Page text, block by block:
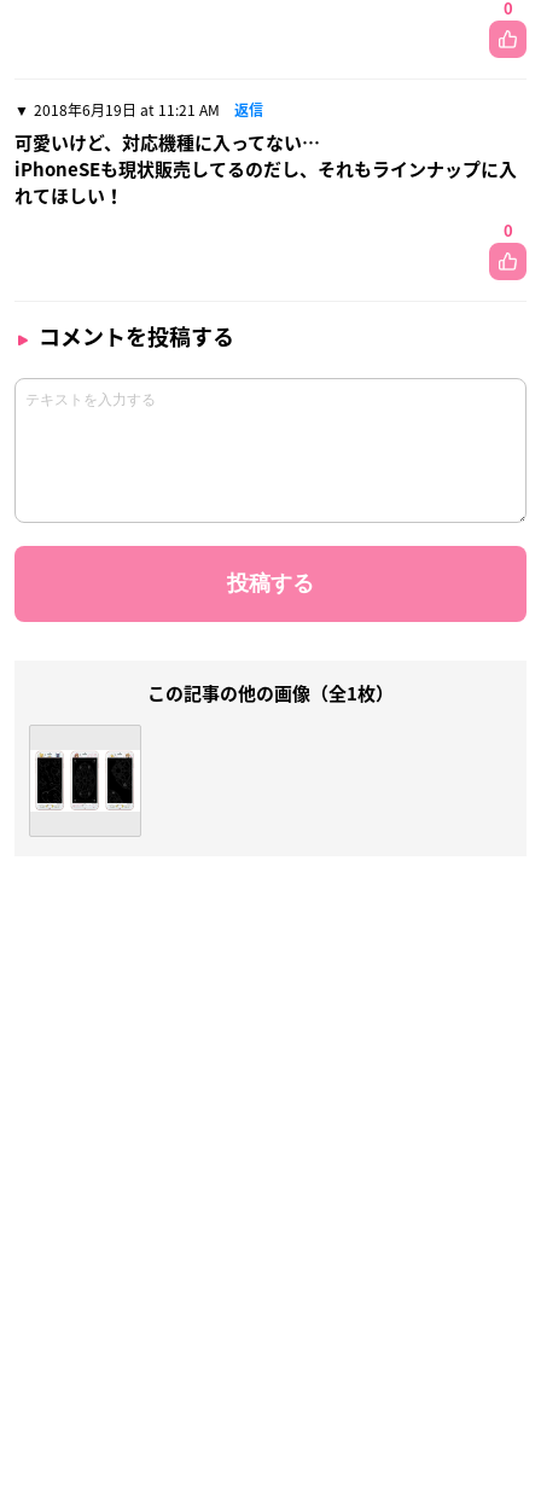
0
2018年6月19日 at 11:21 AM 返信
可愛いけど、対応機種に入ってない…
iPhoneSEも現状販売してるのだし、それもラインナップに入
れてほしい！
0
コメントを投稿する
この記事の他の画像（全1枚）